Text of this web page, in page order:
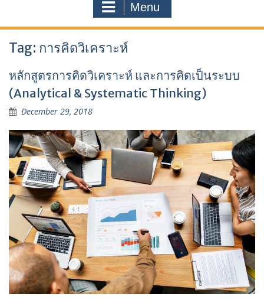
o
r
:
Menu
Tag: การคิดวิเคราะห์
หลักสูตรการคิดวิเคราะห์ และการคิดเป็นระบบ
(Analytical & Systematic Thinking)
December 29, 2018